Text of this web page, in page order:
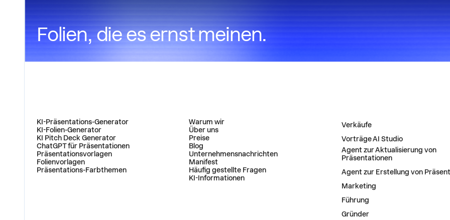
Folien, die es ernst meinen.
KI-Präsentations-Generator
KI-Folien-Generator
KI Pitch Deck Generator
ChatGPT für Präsentationen
Präsentationsvorlagen
Folienvorlagen
Präsentations-Farbthemen
Warum wir
Über uns
Preise
Blog
Unternehmensnachrichten
Manifest
Häufig gestellte Fragen
KI-Informationen
Verkäufe
Vorträge AI Studio
Agent zur Aktualisierung von
Präsentationen
Agent zur Erstellung von
Marketing
Führung
Gründer